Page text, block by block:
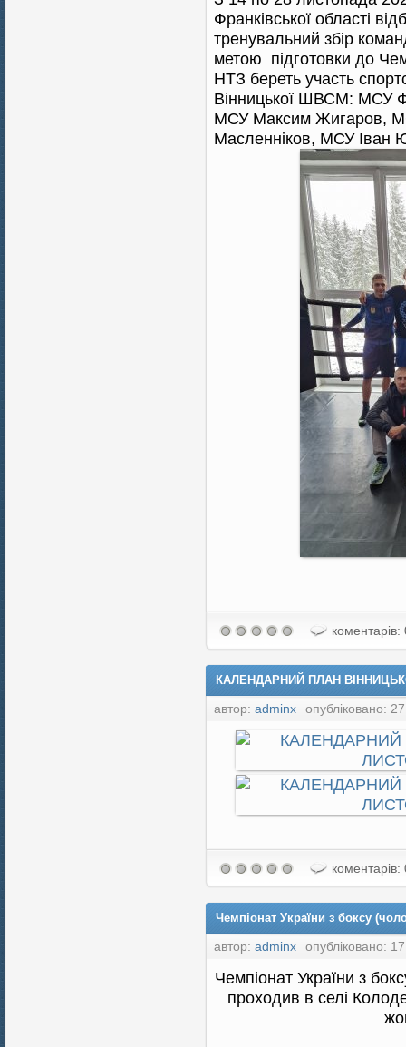
Франківської області
тренувальний збір
метою підготовки до
НТЗ береть участь
Вінницької ШВСМ: МСУ
МСУ Максим Жигаров,
Масленніков, МСУ Іван
коментарів:
КАЛЕНДАРНИЙ ПЛАН
автор: adminx опубліковано:
коментарів:
Чемпіонат України з боксу
автор: adminx опубліковано:
Чемпіонат України з
проходив в селі